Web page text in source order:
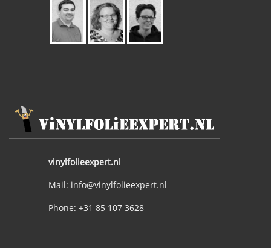
vinylfolieexpert.nl
Mail: info@vinylfolieexpert.nl
Phone: +31 85 107 3628